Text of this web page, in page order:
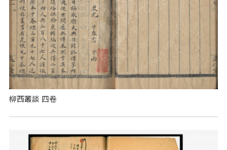
柳西叢談 四卷